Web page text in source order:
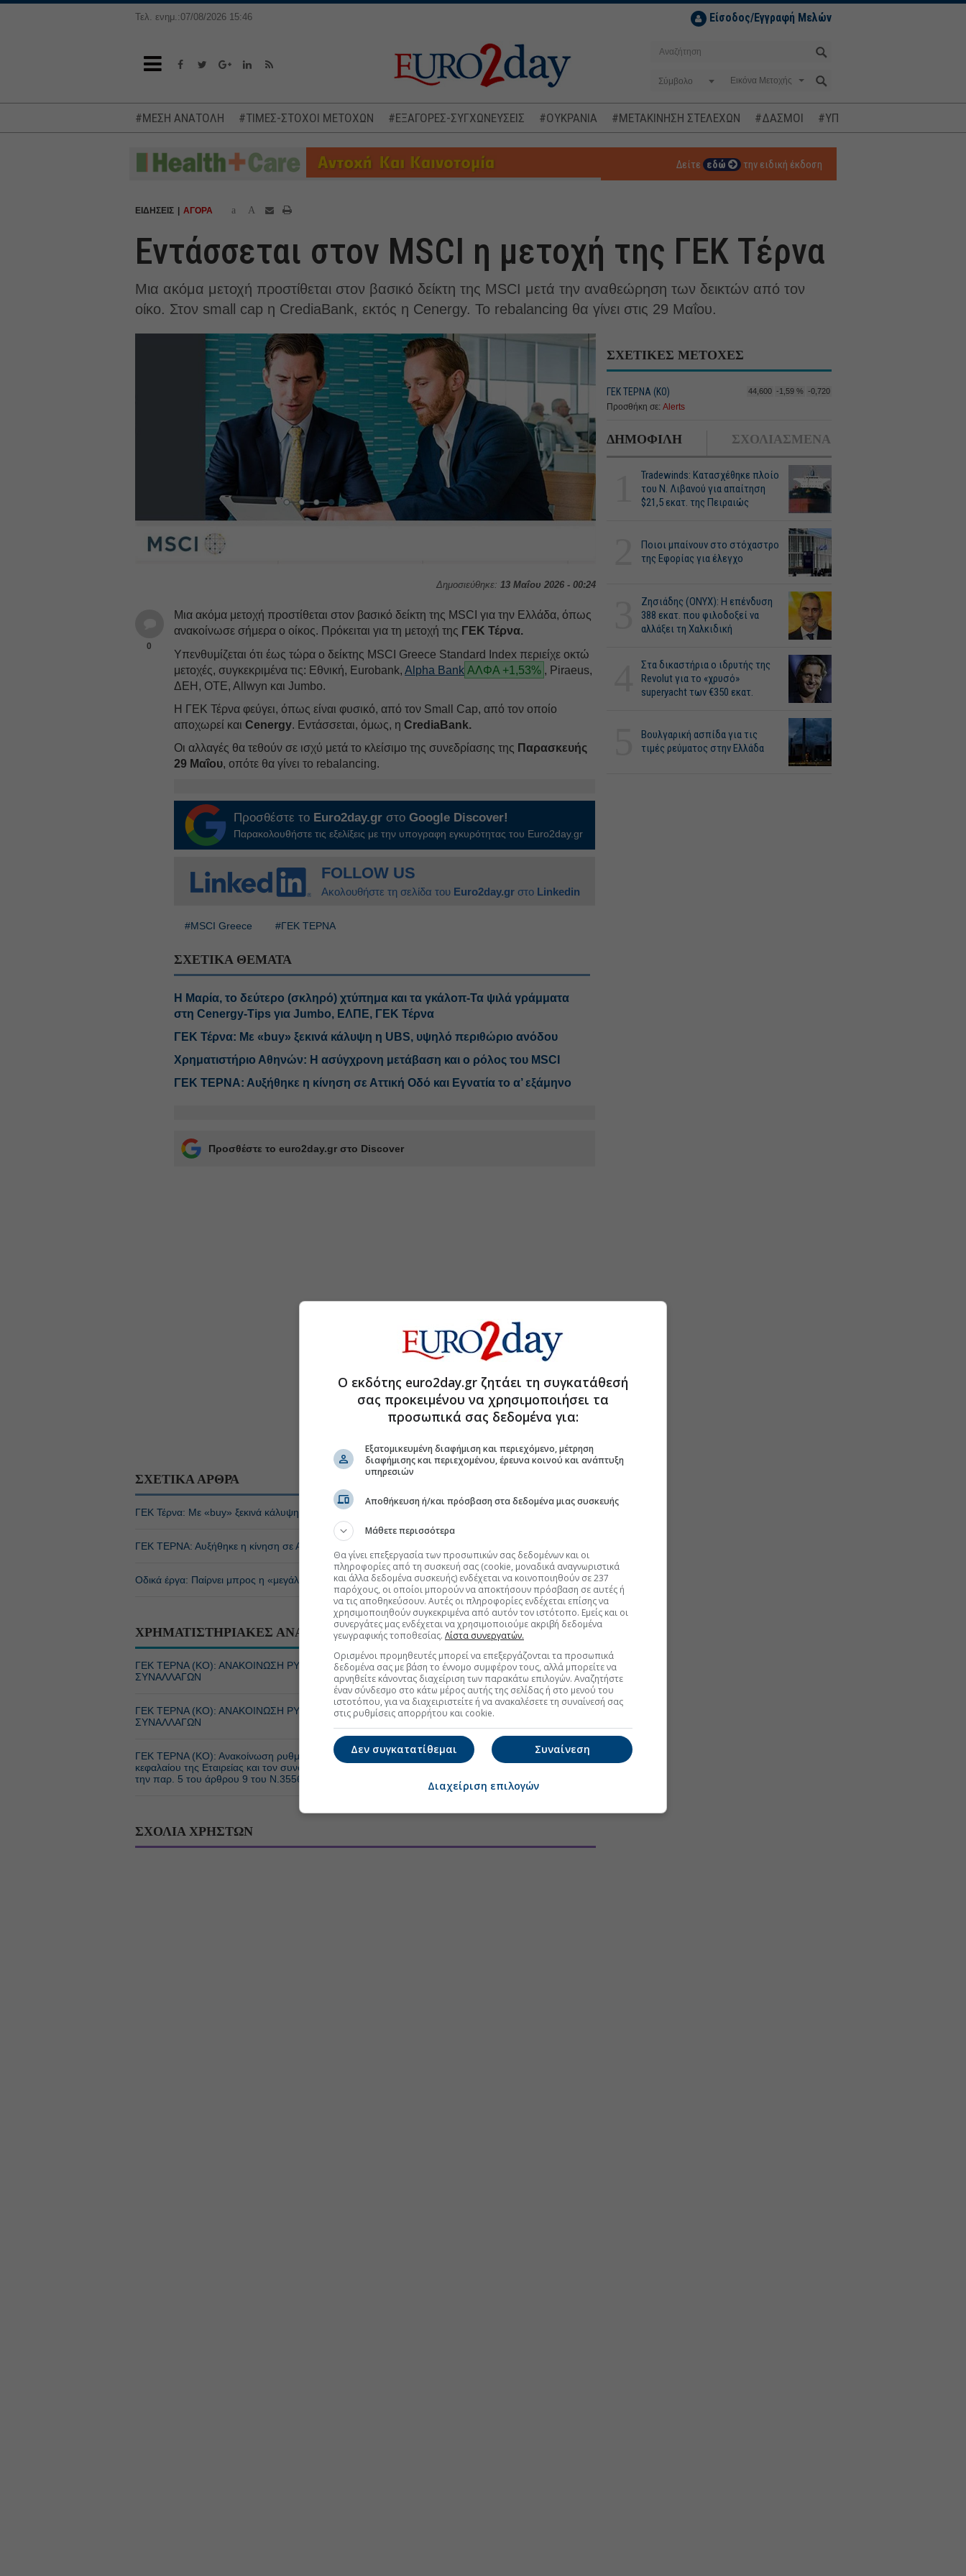
Τελ. ενημ.:07/08/2026 15:46 Είσοδος/Εγγραφή Μελών
Σύμβολο
#ΜΕΣΗ ΑΝΑΤΟΛΗ #ΤΙΜΕΣ-ΣΤΟΧΟΙ ΜΕΤΟΧΩΝ #ΕΞΑΓΟΡΕΣ-ΣΥΓΧΩΝΕΥΣΕΙΣ #ΟΥΚΡΑΝΙΑ #ΜΕΤΑΚΙΝΗΣΗ ΣΤΕΛΕΧΩΝ #ΔΑΣΜΟΙ #ΥΠΟΚΛΟΠΕΣ
Δείτε εδώ την ειδική έκδοση
ΕΙΔΗΣΕΙΣ ΑΓΟΡΑ a A
Εντάσσεται στον MSCI η μετοχή της ΓΕΚ Τέρνα
Μια ακόμα μετοχή προστίθεται στον βασικό δείκτη της MSCI μετά την αναθεώρηση των δεικτών από τον
οίκο. Στον small cap η CrediaBank, εκτός η Cenergy. Το rebalancing θα γίνει στις 29 Μαΐου.
Δημοσιεύθηκε: 13 Μαΐου 2026 - 00:24
0
Μια ακόμα μετοχή προστίθεται στον βασικό δείκτη της MSCI για την Ελλάδα, όπως
ανακοίνωσε σήμερα ο οίκος. Πρόκειται για τη μετοχή της ΓΕΚ Τέρνα.
Υπενθυμίζεται ότι έως τώρα ο δείκτης MSCI Greece Standard Index περιείχε οκτώ
μετοχές, συγκεκριμένα τις: Εθνική, Eurobank,Alpha Bank ΑΛΦΑ +1,53% , Piraeus,
ΔΕΗ, OTE, Allwyn και Jumbo.
Η ΓΕΚ Τέρνα φεύγει, όπως είναι φυσικό, από τον Small Cap, από τον οποίο
αποχωρεί καιCenergy. Εντάσσεται, όμως, ηCrediaBank.
Οι αλλαγές θα τεθούν σε ισχύ μετά το κλείσιμο της συνεδρίασης της Παρασκευής
29 Μαΐου, οπότε θα γίνει το rebalancing.
Προσθέστε το Euro2day.gr στοGoogle Discover!
Παρακολουθήστε τις εξελίξεις με την υπογραφη εγκυρότητας του Euro2day.gr
FOLLOW US
Ακολουθήστε τη σελίδα του Euro2day.gr στο Linkedin
#MSCI Greece #ΓΕΚ ΤΕΡΝΑ
ΣΧΕΤΙΚΑ ΘΕΜΑΤΑ
Η Μαρία, το δεύτερο (σκληρό) χτύπημα και τα γκάλοπ-Τα ψιλά γράμματα
στη Cenergy-Tips για Jumbo, ΕΛΠΕ, ΓΕΚ Τέρνα
ΓΕΚ Τέρνα: Με «buy» ξεκινά κάλυψη η UBS, υψηλό περιθώριο ανόδου
Χρηματιστήριο Αθηνών: Η ασύγχρονη μετάβαση και ο ρόλος του MSCI
ΓΕΚ ΤΕΡΝΑ: Αυξήθηκε η κίνηση σε Αττική Οδό και Εγνατία το α’ εξάμηνο
Προσθέστε το euro2day.gr στο Discover
ΣΧΕΤΙΚΕΣ ΜΕΤΟΧΕΣ
ΓΕΚ ΤΕΡΝΑ (ΚΟ) 44,600 -1,59 % -0,720
Προσθήκη σε: Alerts
ΔΗΜΟΦΙΛΗ ΣΧΟΛΙΑΣΜΕΝΑ
Tradewinds: Κατασχέθηκε πλοίο
του Ν. Λιβανού για απαίτηση
$21,5 εκατ. της Πειραιώς
Ποιοι μπαίνουν στο στόχαστρο
της Εφορίας για έλεγχο
Ζησιάδης (ONYX): Η επένδυση
388 εκατ. που φιλοδοξεί να
αλλάξει τη Χαλκιδική
Στα δικαστήρια ο ιδρυτής της
Revolut για το «χρυσό»
superyacht των €350 εκατ.
Βουλγαρική ασπίδα για τις
τιμές ρεύματος στην Ελλάδα
ΣΧΕΤΙΚΑ ΑΡΘΡΑ
ΓΕΚ Τέρνα: Με «buy» ξεκινά κάλυψη η UBS, υψηλό περιθώριο ανόδου
ΓΕΚ ΤΕΡΝΑ: Αυξήθηκε η κίνηση σε Αττική Οδό και Εγνατία το α’ εξάμηνο
Οδικά έργα: Παίρνει μπρος η «μεγάλη παράκαμψη» της Αττικής (07:30 27/07/2026)
ΧΡΗΜΑΤΙΣΤΗΡΙΑΚΕΣ ΑΝΑΚΟΙΝΩΣΕΙΣ Περισσότερα για τη Μετοχή
ΓΕΚ ΤΕΡΝΑ (ΚΟ): ΑΝΑΚΟΙΝΩΣΗ ΡΥΘΜΙΖΟΜΕΝΗΣ ΠΛΗΡΟΦΟΡΙΑΣ - ΓΝΩΣΤΟΠΟΙΗΣΗ
ΣΥΝΑΛΛΑΓΩΝ
(19:05 06/08/2026)
ΓΕΚ ΤΕΡΝΑ (ΚΟ): ΑΝΑΚΟΙΝΩΣΗ ΡΥΘΜΙΖΟΜΕΝΗΣ ΠΛΗΡΟΦΟΡΙΑΣ - ΓΝΩΣΤΟΠΟΙΗΣΗ
ΣΥΝΑΛΛΑΓΩΝ
ΓΕΚ ΤΕΡΝΑ (ΚΟ): Ανακοίνωση ρυθμιζόμενης πληροφορίας αναφορικά με το ύψος του μετοχικού
κεφαλαίου της Εταιρείας και τον συνολικό αριθμό των μετοχών και δικαιωμάτων ψήφου, σύμφωνα με
την παρ. 5 του άρθρου 9 του Ν.3556/2007
ΣΧΟΛΙΑ ΧΡΗΣΤΩΝ
Ο εκδότης euro2day.gr ζητάει τη συγκατάθεσή
σας προκειμένου να χρησιμοποιήσει τα
προσωπικά σας δεδομένα για:
Εξατομικευμένη διαφήμιση και περιεχόμενο, μέτρηση
διαφήμισης και περιεχομένου, έρευνα κοινού και ανάπτυξη
υπηρεσιών
Αποθήκευση ή/και πρόσβαση στα δεδομένα μιας συσκευής
Μάθετε περισσότερα
Θα γίνει επεξεργασία των προσωπικών σας δεδομένων και οι
πληροφορίες από τη συσκευή σας (cookie, μοναδικά αναγνωριστικά
και άλλα δεδομένα συσκευής) ενδέχεται να κοινοποιηθούν σε 237
παρόχους, οι οποίοι μπορούν να αποκτήσουν πρόσβαση σε αυτές ή
να τις αποθηκεύσουν. Αυτές οι πληροφορίες ενδέχεται επίσης να
χρησιμοποιηθούν συγκεκριμένα από αυτόν τον ιστότοπο. Εμείς και οι
συνεργάτες μας ενδέχεται να χρησιμοποιούμε ακριβή δεδομένα
γεωγραφικής τοποθεσίας. Λίστα συνεργατών.
Ορισμένοι προμηθευτές μπορεί να επεξεργάζονται τα προσωπικά
δεδομένα σας με βάση το έννομο συμφέρον τους, αλλά μπορείτε να
αρνηθείτε κάνοντας διαχείριση των παρακάτω επιλογών. Αναζητήστε
έναν σύνδεσμο στο κάτω μέρος αυτής της σελίδας ή στο μενού του
ιστοτόπου, για να διαχειριστείτε ή να ανακαλέσετε τη συναίνεσή σας
στις ρυθμίσεις απορρήτου και cookie.
Συναίνεση
Δεν συγκατατίθεμαι
Διαχείριση επιλογών